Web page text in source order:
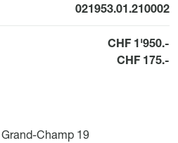
021953.01.210002
CHF 1'950.-
CHF 175.-
Champ 19